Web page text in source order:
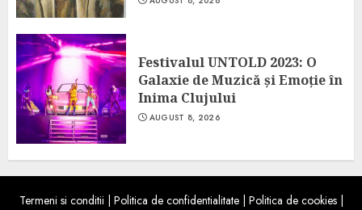
Festivalul UNTOLD 2023: O
Galaxie de Muzică și Emoție în
Inima Clujului
AUGUST 8, 2026
Termeni si conditii | Politica de confidentialitate| Politica de cookies|